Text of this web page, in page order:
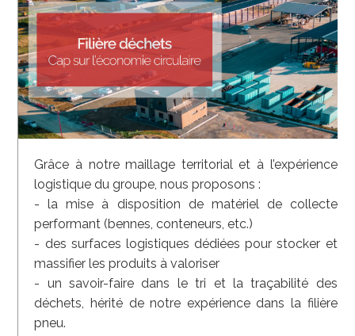
Grâce à notre maillage territorial et à l’expérience
logistique du groupe, nous proposons :
- la mise à disposition de matériel de collecte
performant (bennes, conteneurs, etc.)
- des surfaces logistiques dédiées pour stocker et
massifier les produits à valoriser
- un savoir-faire dans le tri et la traçabilité des
déchets, hérité de notre expérience dans la filière
pneu.